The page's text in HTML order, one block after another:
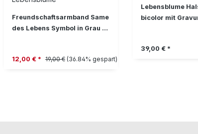
Freundschaftsarmband Same
des Lebens Symbol in Grau -
Verkaufspreis:
12,00 € * Regulärer Preis:
19,00 € (36.84% gespart)
Lebensblume
bicolor mit
Regulärer Preis:
39,00 € *